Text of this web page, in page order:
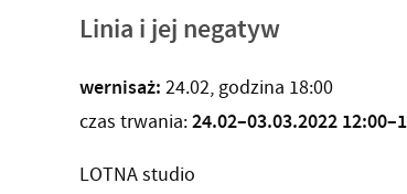
Linia i jej negatyw
wernisaż: 24.02, godzina 18:00
czas trwania:24.02–03.03.2022
LOTNA studio